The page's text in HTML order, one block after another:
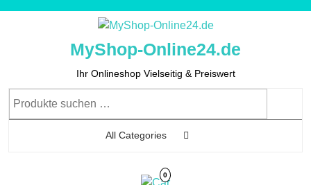
MyShop-Online24.de
Ihr Onlineshop Vielseitig & Preiswert
All Categories
0